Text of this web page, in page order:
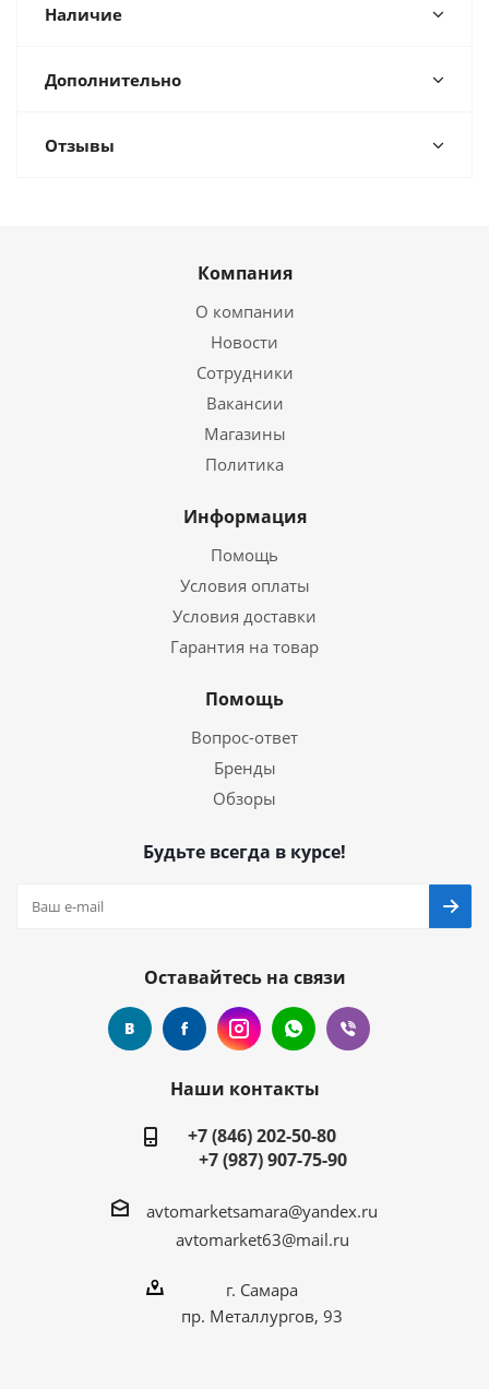
Наличие
Дополнительно
Отзывы
Компания
О компании
Новости
Сотрудники
Вакансии
Магазины
Политика
Информация
Помощь
Условия оплаты
Условия доставки
Гарантия на товар
Помощь
Вопрос-ответ
Бренды
Обзоры
Будьте всегда в курсе!
Оставайтесь на связи
Наши контакты
+7 (846) 202-50-80
+7 (987) 907-75-90
avtomarketsamara@yandex.ru
avtomarket63@mail.ru
г. Самара
пр. Металлургов, 93